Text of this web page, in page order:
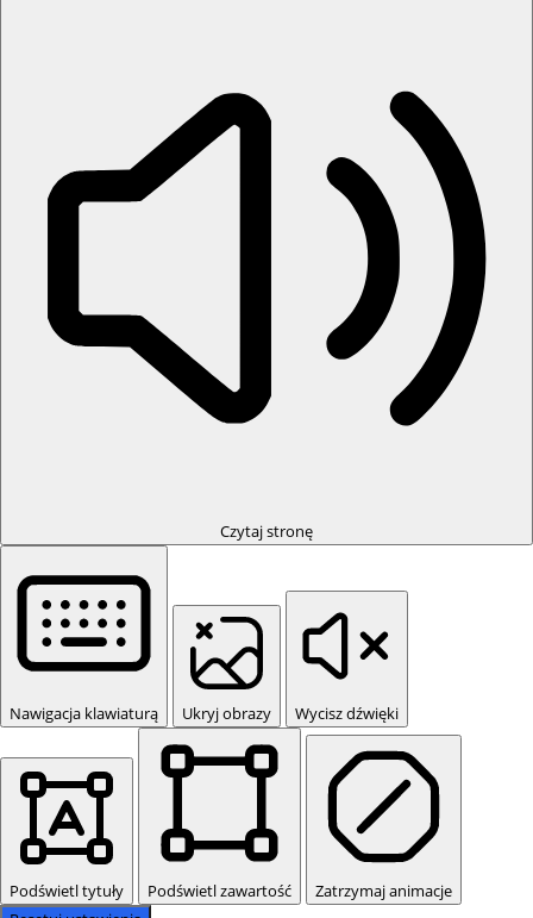
Czytaj stronę
Nawigacja klawiaturą Ukryj obrazy Wycisz dźwięki
Podświetl tytuły Podświetl zawartość
Zatrzymaj animacje